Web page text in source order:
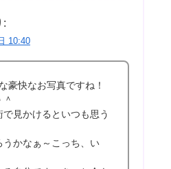
:
10:40
豪快なお写真ですね！
見かけるといつも思う
うかなぁ～こっち、い